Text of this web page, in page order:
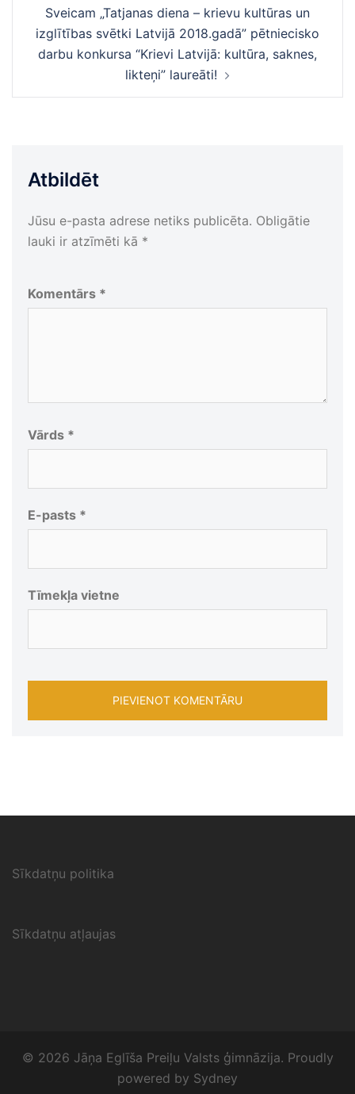
Sveicam „Tatjanas diena – krievu kultūras un
izglītības svētki Latvijā 2018.gadā” pētniecisko
darbu konkursa “Krievi Latvijā: kultūra, saknes,
likteņi” laureāti!
Atbildēt
Jūsu e-pasta adrese netiks publicēta. Obligātie
lauki ir atzīmēti kā *
Komentārs *
Vārds *
E-pasts *
Tīmekļa vietne
Sīkdatņu politika
Sīkdatņu atļaujas
© 2026 Jāņa Eglīša Preiļu Valsts ģimnāzija. Proudly
powered by Sydney